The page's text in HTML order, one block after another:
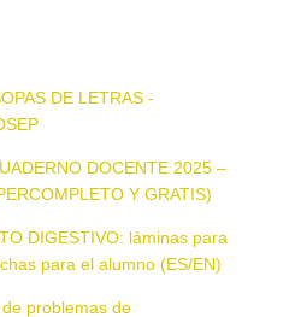
DE LETRAS -
DOCENTE 2025 –
Y GRATIS)
DIGESTIVO: láminas para
para el alumno (ES/EN)
problemas de